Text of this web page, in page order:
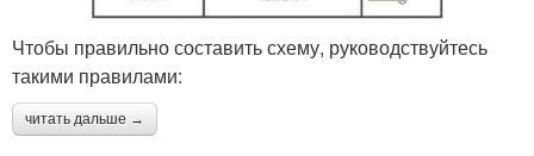
Чтобы правильно составить схему, руководствуйтесь
такими правилами:
читать дальше →